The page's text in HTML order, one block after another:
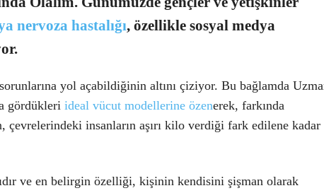
nervoza hastalığı, özellikle sosyal medya
yol açabildiğinin altını çiziyor. Bu bağlamda
gördükleri ideal vücut modellerine özenerek, farkında
insanların aşırı kilo verdiği fark edilene kadar
ve en belirgin özelliği, kişinin kendisini şişman olarak